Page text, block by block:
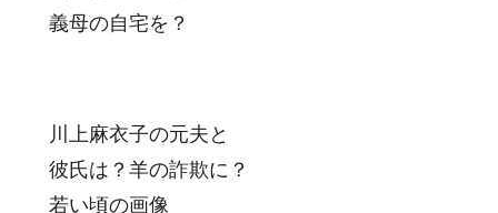
義母の自宅を？
川上麻衣子の元夫と
彼氏は？羊の詐欺に？
若い頃の画像